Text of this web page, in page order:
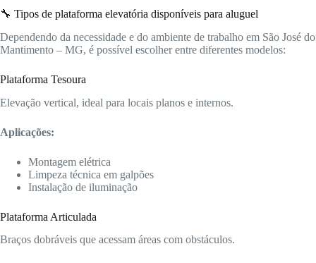
🔧 Tipos de plataforma elevatória disponíveis para aluguel
Dependendo da necessidade e do ambiente de trabalho em São José do
Mantimento – MG, é possível escolher entre diferentes modelos:
Plataforma Tesoura
Elevação vertical, ideal para locais planos e internos.
Aplicações:
Montagem elétrica
Limpeza técnica em galpões
Instalação de iluminação
Plataforma Articulada
Braços dobráveis que acessam áreas com obstáculos.